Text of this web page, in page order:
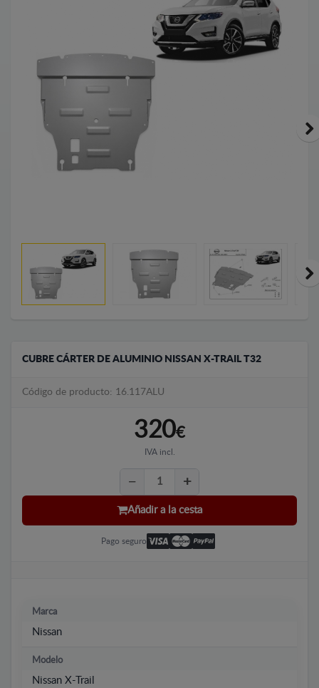
CUBRE CÁRTER DE ALUMINIO NISSAN X-TRAIL T32
Código de producto: 16.117ALU
320€
IVA incl.
Añadir a la cesta
Pago seguro
Marca
Nissan
Modelo
Nissan X-Trail